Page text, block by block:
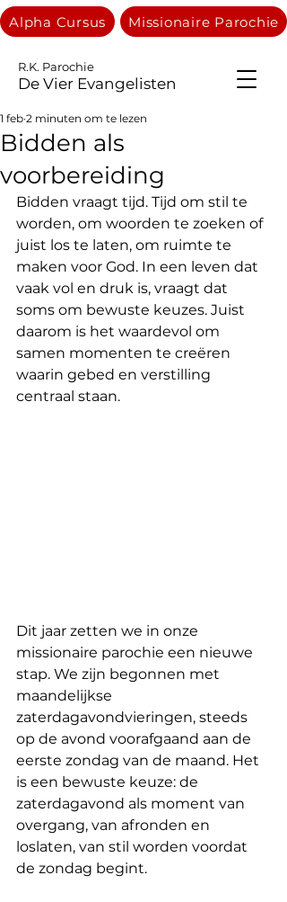
R.K. Parochie
De Vier Evangelisten
Alpha Cursus Missionaire Parochie
Bidden als
voorbereiding
1 feb 2 minuten om te lezen
Bidden vraagt tijd. Tijd om stil te
worden, om woorden te zoeken of
juist los te laten, om ruimte te
maken voor God. In een leven dat
vaak vol en druk is, vraagt dat
soms om bewuste keuzes. Juist
daarom is het waardevol om
samen momenten te creëren
waarin gebed en verstilling
centraal staan.
Dit jaar zetten we in onze
missionaire parochie een nieuwe
stap. We zijn begonnen met
maandelijkse
zaterdagavondvieringen, steeds
op de avond voorafgaand aan de
eerste zondag van de maand. Het
is een bewuste keuze: de
zaterdagavond als moment van
overgang, van afronden en
loslaten, van stil worden voordat
de zondag begint.